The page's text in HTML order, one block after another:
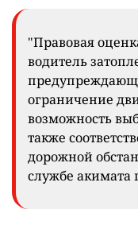
"Правовая
водитель
ограничение
возможность
также
дорожной
службе акимата